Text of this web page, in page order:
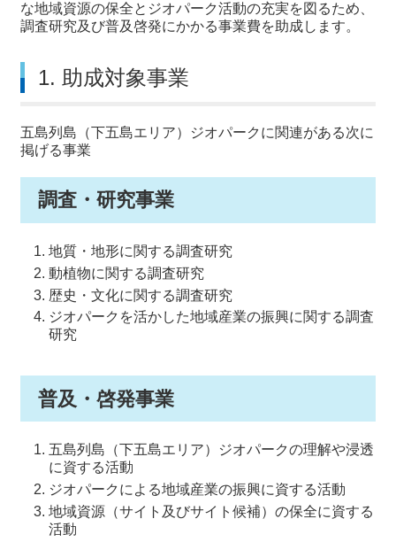
な地域資源の保全とジオパーク活動の充実を図るため、
調査研究及び普及啓発にかかる事業費を助成します。
1. 助成対象事業
五島列島（下五島エリア）ジオパークに関連がある次に
掲げる事業
調査・研究事業
地質・地形に関する調査研究
動植物に関する調査研究
歴史・文化に関する調査研究
ジオパークを活かした地域産業の振興に関する調査
研究
普及・啓発事業
五島列島（下五島エリア）ジオパークの理解や浸透
に資する活動
ジオパークによる地域産業の振興に資する活動
地域資源（サイト及びサイト候補）の保全に資する
活動